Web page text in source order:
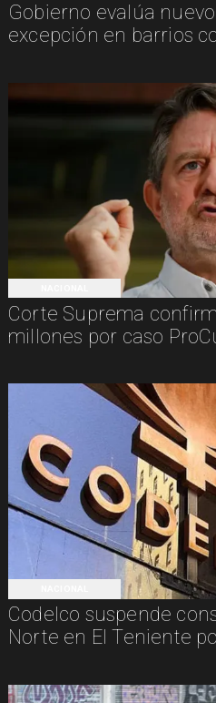
Gobierno evalúa
excepción en barrios
Corte Suprema
millones por caso
Codelco suspende
Norte en El Teniente